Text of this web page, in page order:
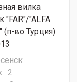
вилка
"FAR"/"ALFA
(п-во Турция)
2